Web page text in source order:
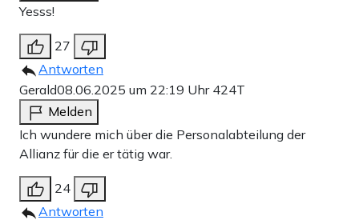
Yesss!
27
Antworten
Gerald08.06.2025 um 22:19 Uhr 424T
Melden
Ich wundere mich über die Personalabteilung der
Allianz für die er tätig war.
24
Antworten